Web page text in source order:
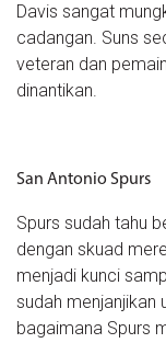
Davis sangat
cadangan. Suns
veteran dan
dinantikan.
San Antonio Spurs
Spurs sudah tahu
dengan skuad
menjadi kunci
sudah menjanjikan
bagaimana Spurs